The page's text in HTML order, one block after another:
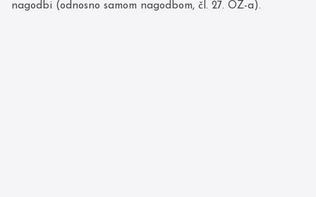
nagodbi (odnosno samom nagodbom, čl. 27. OZ-a).